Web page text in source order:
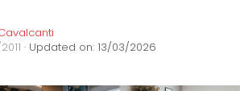
· Updated on: 13/03/2026